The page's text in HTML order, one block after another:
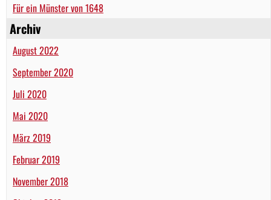
Für ein Münster von 1648
Archiv
August 2022
September 2020
Juli 2020
Mai 2020
März 2019
Februar 2019
November 2018